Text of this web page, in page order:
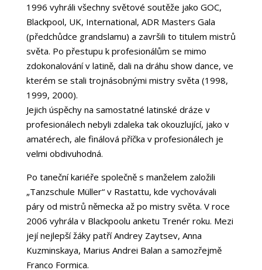
1996 vyhráli všechny světové soutěže jako GOC,
Blackpool, UK, International, ADR Masters Gala
(předchůdce grandslamu) a završili to titulem mistrů
světa. Po přestupu k profesionálům se mimo
zdokonalování v latině, dali na dráhu show dance, ve
kterém se stali trojnásobnými mistry světa (1998,
1999, 2000).
Jejich úspěchy na samostatné latinské dráze v
profesionálech nebyli zdaleka tak okouzlující, jako v
amatérech, ale finálová příčka v profesionálech je
velmi obdivuhodná.
Po taneční kariéře společně s manželem založili
„Tanzschule Müller“ v Rastattu, kde vychovávali
páry od mistrů německa až po mistry světa. V roce
2006 vyhrála v Blackpoolu anketu Trenér roku. Mezi
její nejlepší žáky patří Andrey Zaytsev, Anna
Kuzminskaya, Marius Andrei Balan a samozřejmě
Franco Formica.